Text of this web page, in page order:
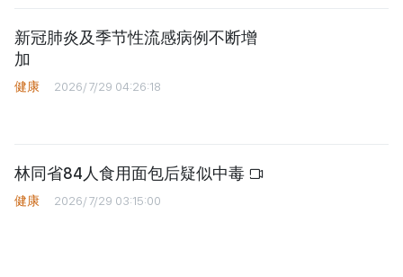
健康 2026/7/29 03:15:00
疗生态系统
健康 2026/7/28 07:43:46